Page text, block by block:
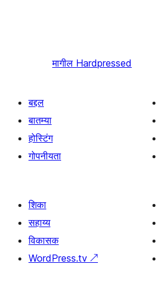
मागील Hardpressed
बद्दल
बातम्या
होस्टिंग
गोपनीयता
शिका
सहाय्य
विकासक
WordPress.tv ↗